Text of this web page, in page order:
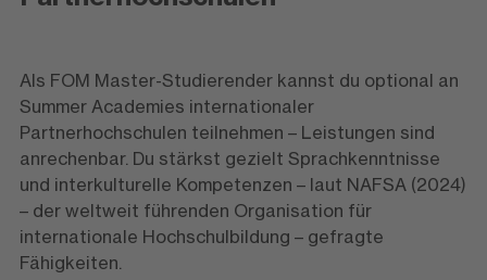
Als FOM Master-Studierender kannst du optional an
Summer Academies internationaler
Partnerhochschulen teilnehmen – Leistungen sind
anrechenbar. Du stärkst gezielt Sprachkenntnisse
und interkulturelle Kompetenzen – laut NAFSA (2024)
– der weltweit führenden Organisation für
internationale Hochschulbildung – gefragte
Fähigkeiten.